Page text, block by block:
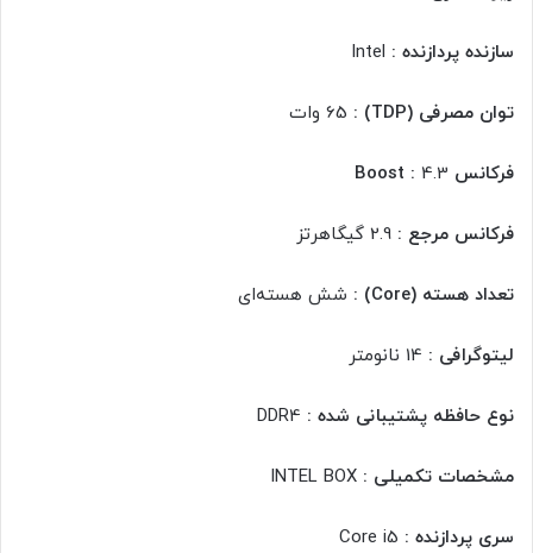
سازنده پردازنده :
توان مصرفی (TDP) :
فرکانس Boost : 4.3
فرکانس مرجع :
تعداد هسته (Core) : شش هسته‌ای
لیتوگرافی :
نوع حافظه پشتیبانی شده :
مشخصات تکمیلی :
سری پردازنده :